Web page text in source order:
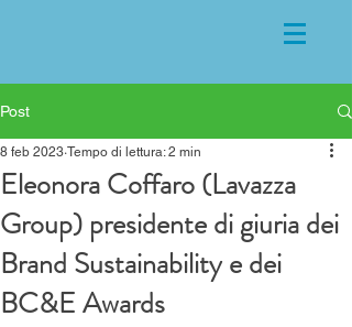
Post
Eleonora Coffaro (Lavazza
Group) presidente di giuria dei
Brand Sustainability e dei
BC&E Awards
8 feb 2023 Tempo di lettura: 2 min